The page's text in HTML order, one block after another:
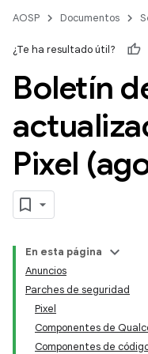
AOSP Documentos
¿Te ha resultado útil?
Boletín
Pixel
En esta página
Anuncios
Parches de seguridad
Pixel
Componentes de
Componentes de